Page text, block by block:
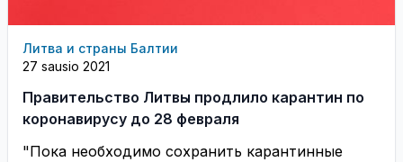
Литва и страны Балтии
27 sausio 2021
Правительство Литвы продлило карантин по
коронавирусу до 28 февраля
"Пока необходимо сохранить карантинные